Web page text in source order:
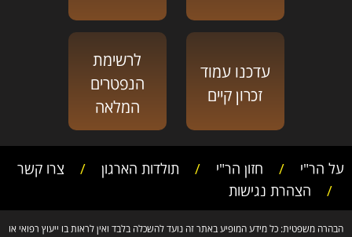
עדכנו עמוד
זכרון קיים
לרשימת
הנפטרים
המלאה
על הר"י / חזון הר"י / תולדות הארגון / צרו קשר
/ הצהרת נגישות
הבהרה משפטית: כל מידע המופיע באתר זה נועד להשכלה בלבד ואין לראות בו ייעוץ רפואי או